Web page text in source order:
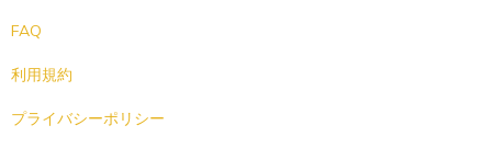
FAQ
利用規約
プライバシーポリシー